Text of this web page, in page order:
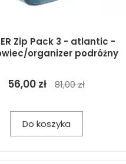
Zip Pack 3 - atlantic -
organizer podróżny
56,00 zł 81,00 zł
Do koszyka